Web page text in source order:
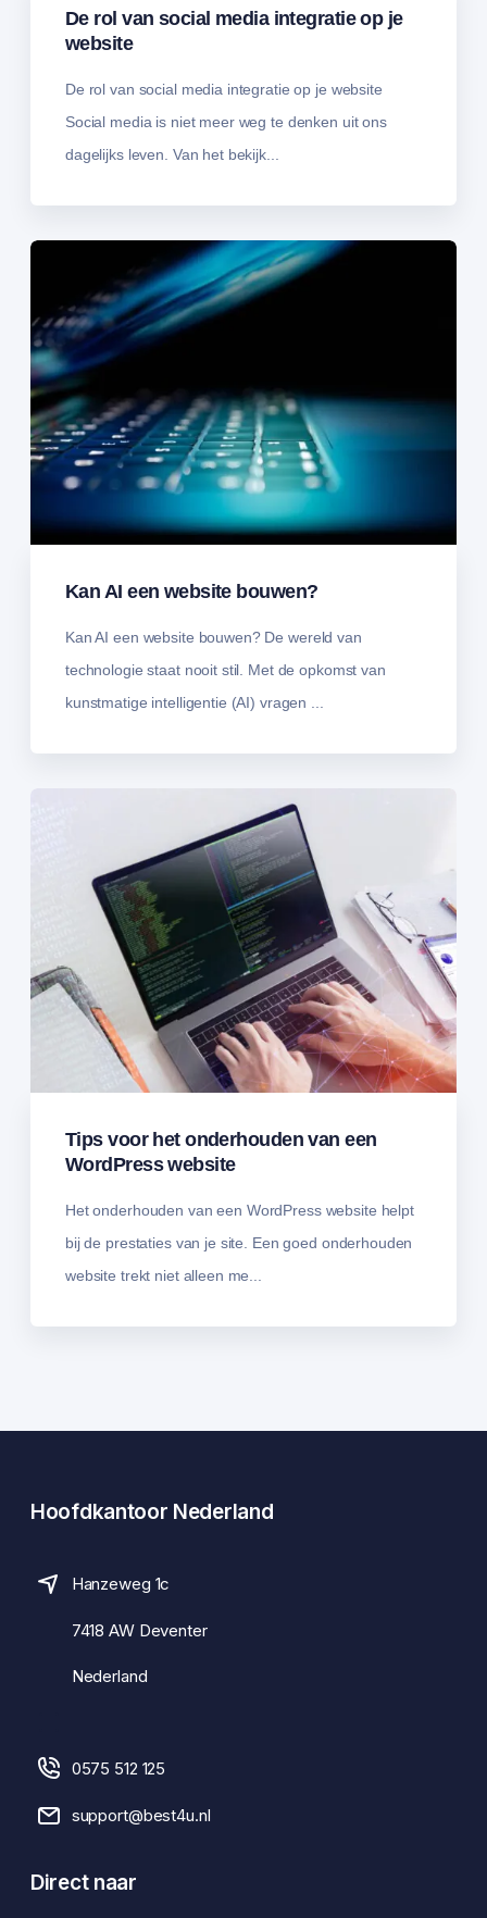
De rol van social media integratie op je
website
De rol van social media integratie op je website
Social media is niet meer weg te denken uit ons
dagelijks leven. Van het bekijk...
Kan AI een website bouwen?
Kan AI een website bouwen? De wereld van
technologie staat nooit stil. Met de opkomst van
kunstmatige intelligentie (AI) vragen ...
Tips voor het onderhouden van een
WordPress website
Het onderhouden van een WordPress website helpt
bij de prestaties van je site. Een goed onderhouden
website trekt niet alleen me...
Hoofdkantoor Nederland
Hanzeweg 1c
7418 AW Deventer
Nederland
0575 512 125
support@best4u.nl
Direct naar